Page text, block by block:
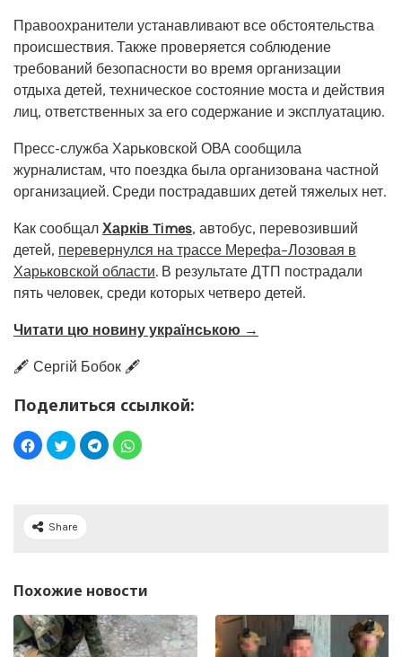
Правоохранители устанавливают все обстоятельства
происшествия. Также проверяется соблюдение
требований безопасности во время организации
отдыха детей, техническое состояние моста и действия
лиц, ответственных за его содержание и эксплуатацию.
Пресс-служба Харьковской ОВА сообщила
журналистам, что поездка была организована частной
организацией. Среди пострадавших детей тяжелых нет.
Как сообщал Харків Times, автобус, перевозивший
детей, перевернулся на трассе Мерефа–Лозовая в
Харьковской области. В результате ДТП пострадали
пять человек, среди которых четверо детей.
Читати цю новину українською →
🖋️ Сергій Бобок 🖋️
Поделиться ссылкой:
Share
Похожие новости